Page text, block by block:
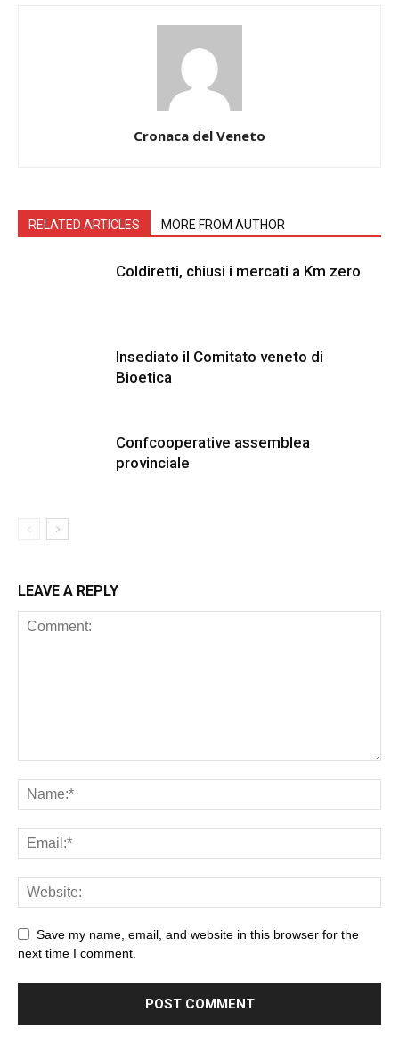
Cronaca del Veneto
RELATED ARTICLES MORE FROM AUTHOR
Coldiretti, chiusi i mercati a Km zero
Insediato il Comitato veneto di
Bioetica
Confcooperative assemblea
provinciale
LEAVE A REPLY
Save my name, email, and website in this browser for the
next time I comment.